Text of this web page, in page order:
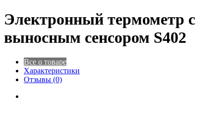
Электронный термометр с
выносным сенсором S402
Все о товаре
Характеристики
Отзывы (0)